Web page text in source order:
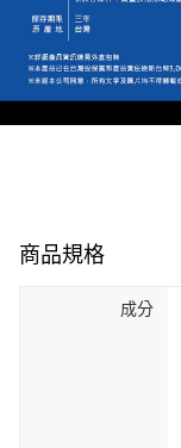
商品規格
成分